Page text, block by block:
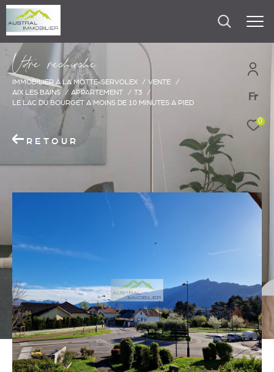
Fr
0
Vore recece
IMMOBILIER À LA MOTTE-SERVOLEX
VENTE
AIX LES BAINS
APPARTEMENT
T3
LE LAC DU BOURGET A MOINS DE 10 MINUTES A PIED
RETOUR